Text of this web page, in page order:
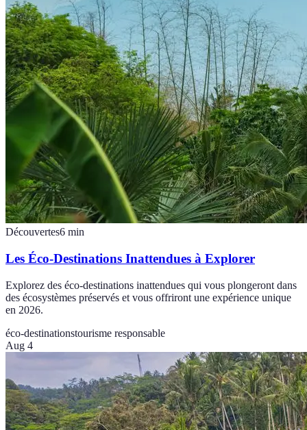
Découvertes6 min
Les Éco-Destinations Inattendues à Explorer
Explorez des éco-destinations inattendues qui vous plongeront dans
des écosystèmes préservés et vous offriront une expérience unique
en 2026.
éco-destinationstourisme responsable
Aug 4